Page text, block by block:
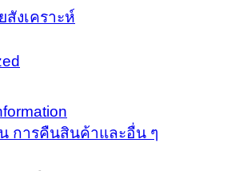
งเคราะห์
การคืนสินค้าและอื่น ๆ